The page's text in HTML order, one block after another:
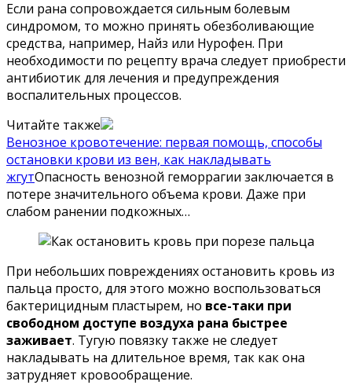
Если рана сопровождается сильным болевым
синдромом, то можно принять обезболивающие
средства, например, Найз или Нурофен. При
необходимости по рецепту врача следует приобрести
антибиотик для лечения и предупреждения
воспалительных процессов.
Читайте также
Венозное кровотечение: первая помощь, способы
остановки крови из вен, как накладывать
жгутОпасность венозной геморрагии заключается в
потере значительного объема крови. Даже при
слабом ранении подкожных…
При небольших повреждениях остановить кровь из
пальца просто, для этого можно воспользоваться
бактерицидным пластырем, но все-таки при
свободном доступе воздуха рана быстрее
заживает. Тугую повязку также не следует
накладывать на длительное время, так как она
затрудняет кровообращение.